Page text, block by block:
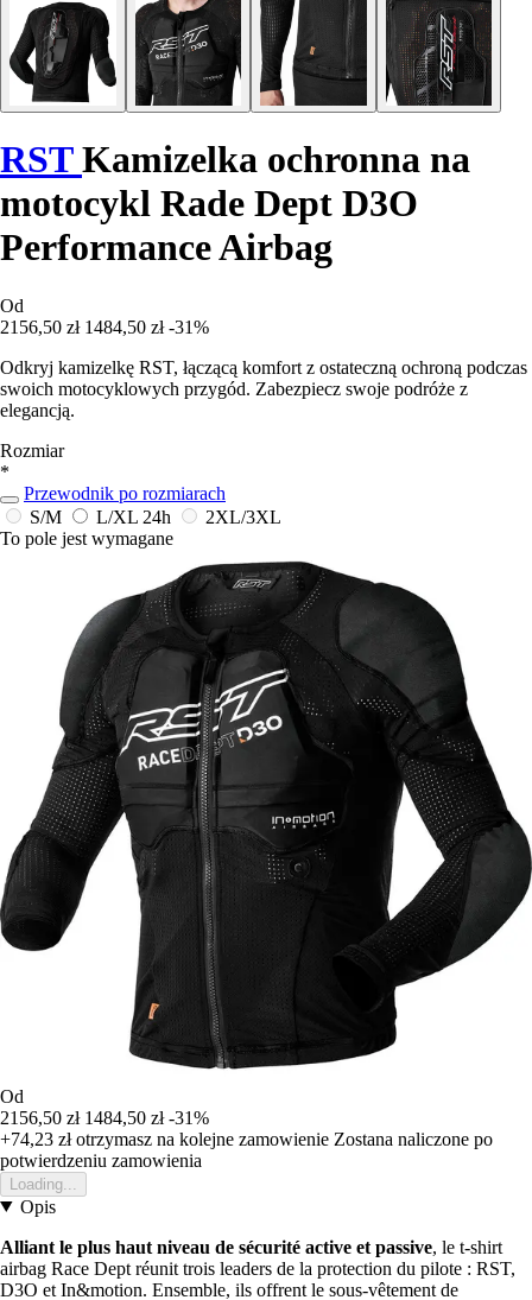
RSTKamizelka ochronna na
motocykl Rade Dept D3O
Performance Airbag
Od
2156,50 zł 1484,50 zł -31%
Odkryj kamizelkę RST, łączącą komfort z ostateczną ochroną podczas
swoich motocyklowych przygód. Zabezpiecz swoje podróże z
elegancją.
Rozmiar
*
Przewodnik po rozmiarach
S/M
L/XL 24h
2XL/3XL
To pole jest wymagane
Od
2156,50 zł 1484,50 zł -31%
+74,23 złotrzymasz na kolejne zamowienie Zostana naliczone po
potwierdzeniu zamowienia
Loading...
Opis
Alliant le plus haut niveau de sécurité active et passive, le t-shirt
airbag Race Dept réunit trois leaders de la protection du pilote : RST,
D3O et In&motion. Ensemble, ils offrent le sous-vêtement de